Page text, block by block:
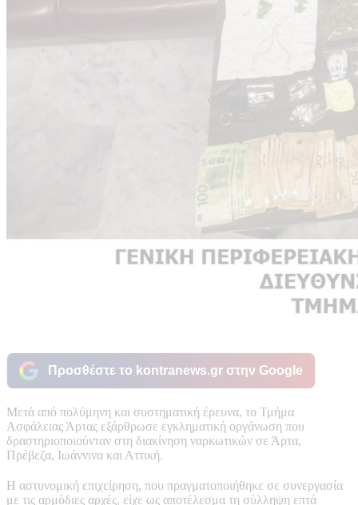
Προσθέστε το kontranews.gr στην Google
Μετά από πολύμηνη και συστηματική έρευνα, το Τμήμα
Ασφάλειας Άρτας εξάρθρωσε εγκληματική οργάνωση που
δραστηριοποιούνταν στη διακίνηση ναρκωτικών σε Άρτα,
Πρέβεζα, Ιωάννινα και Αττική.
Η αστυνομική επιχείρηση, που πραγματοποιήθηκε σε συνεργασία
με τις αρμόδιες αρχές, είχε ως αποτέλεσμα τη σύλληψη επτά